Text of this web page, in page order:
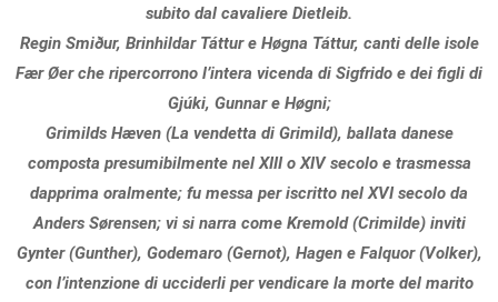
subito dal cavaliere Dietleib.
Regin Smiður, Brinhildar Táttur e Høgna Táttur, canti delle isole
Fær Øer che ripercorrono l’intera vicenda di Sigfrido e dei figli di
Gjúki, Gunnar e Høgni;
Grimilds Hæven (La vendetta di Grimild), ballata danese
composta presumibilmente nel XIII o XIV secolo e trasmessa
dapprima oralmente; fu messa per iscritto nel XVI secolo da
Anders Sørensen; vi si narra come Kremold (Crimilde) inviti
Gynter (Gunther), Godemaro (Gernot), Hagen e Falquor (Volker),
con l’intenzione di ucciderli per vendicare la morte del marito